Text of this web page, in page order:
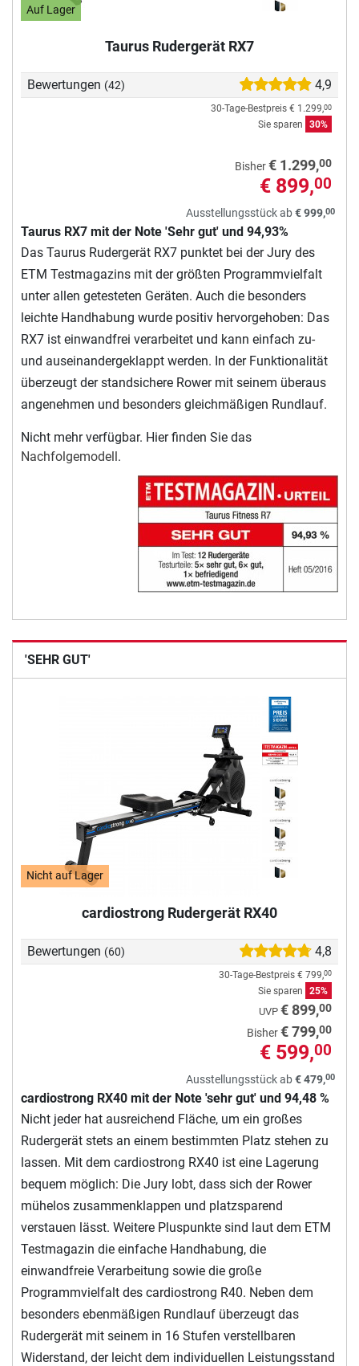
Auf Lager
Taurus Rudergerät RX7
Bewertungen (42) 4,9
30-Tage-Bestpreis € 1.299,00
Sie sparen 30%
Bisher€ 1.299,00
€ 899,00
Ausstellungsstück ab€ 999,00
Taurus RX7 mit der Note 'Sehr gut' und 94,93%
Das Taurus Rudergerät RX7 punktet bei der Jury des
ETM Testmagazins mit der größten Programmvielfalt
unter allen getesteten Geräten. Auch die besonders
leichte Handhabung wurde positiv hervorgehoben: Das
RX7 ist einwandfrei verarbeitet und kann einfach zu-
und auseinandergeklappt werden. In der Funktionalität
überzeugt der standsichere Rower mit seinem überaus
angenehmen und besonders gleichmäßigen Rundlauf.
Nicht mehr verfügbar. Hier finden Sie das
Nachfolgemodell.
'SEHR GUT'
Nicht auf Lager
cardiostrong Rudergerät RX40
Bewertungen (60) 4,8
30-Tage-Bestpreis € 799,00
Sie sparen 25%
UVP € 899,00
Bisher€ 799,00
€ 599,00
Ausstellungsstück ab€ 479,00
cardiostrong RX40 mit der Note 'sehr gut' und 94,48 %
Nicht jeder hat ausreichend Fläche, um ein großes
Rudergerät stets an einem bestimmten Platz stehen zu
lassen. Mit dem cardiostrong RX40 ist eine Lagerung
bequem möglich: Die Jury lobt, dass sich der Rower
mühelos zusammenklappen und platzsparend
verstauen lässt. Weitere Pluspunkte sind laut dem ETM
Testmagazin die einfache Handhabung, die
einwandfreie Verarbeitung sowie die große
Programmvielfalt des cardiostrong R40. Neben dem
besonders ebenmäßigen Rundlauf überzeugt das
Rudergerät mit seinem in 16 Stufen verstellbaren
Widerstand, der leicht dem individuellen Leistungsstand